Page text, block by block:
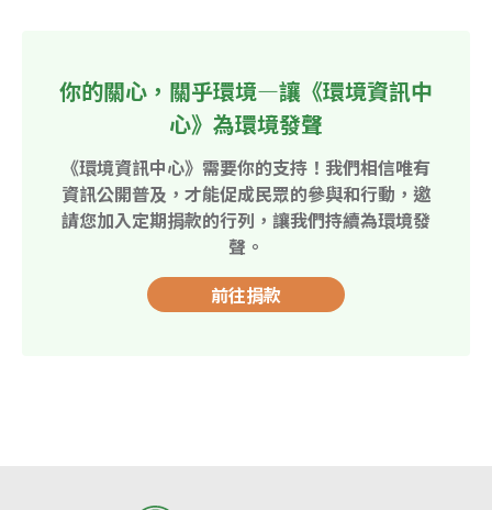
你的關心，關乎環境—讓《環境資訊中
心》為環境發聲
《環境資訊中心》需要你的支持！我們相信唯有
資訊公開普及，才能促成民眾的參與和行動，邀
請您加入定期捐款的行列，讓我們持續為環境發
聲。
前往捐款